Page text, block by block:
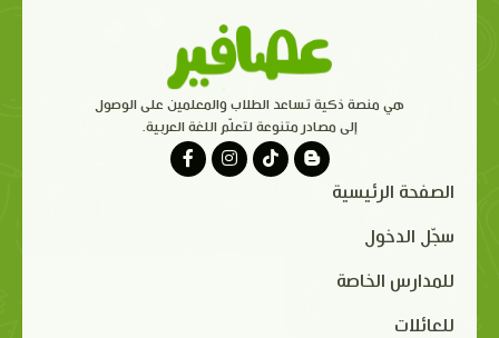
هي منصة ذكية تساعد الطلاب والمعلمين على الوصول
إلى مصادر متنوعة لتعلّم اللغة العربية.
الصفحة الرئيسية
سجّل الدخول
للمدارس الخاصة
للعائلات